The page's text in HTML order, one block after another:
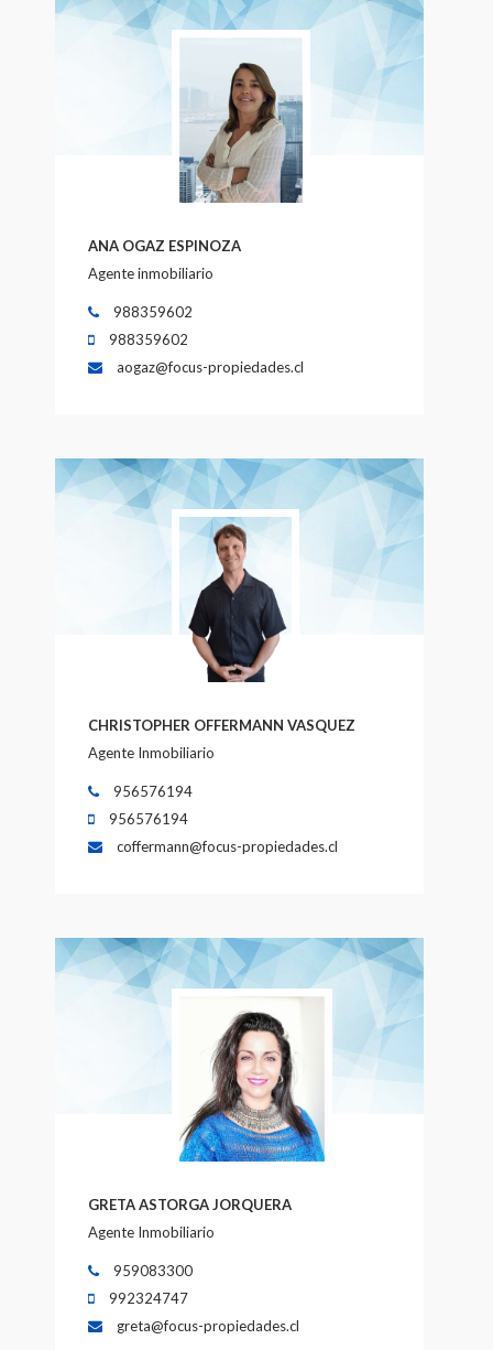
ANA OGAZ ESPINOZA
Agente inmobiliario
988359602
988359602
aogaz@focus-propiedades.cl
CHRISTOPHER OFFERMANN VASQUEZ
Agente Inmobiliario
956576194
956576194
coffermann@focus-propiedades.cl
GRETA ASTORGA JORQUERA
Agente Inmobiliario
959083300
992324747
greta@focus-propiedades.cl